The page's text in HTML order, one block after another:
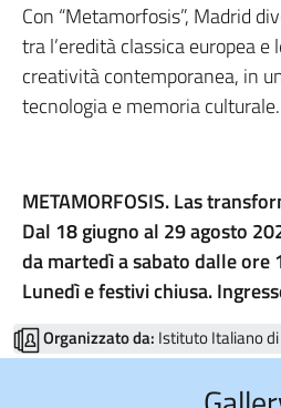
Con “Metamorfosis”, Madrid
tra l’eredità classica europea
creatività contemporanea, in
tecnologia e memoria culturale.
METAMORFOSIS. Las
Dal 18 giugno al 29 agosto
da martedì a sabato dalle ore
Lunedì e festivi chiusa.
Organizzato da: Istituto Italiano